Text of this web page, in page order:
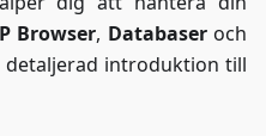
Browser, Databaseroch
detaljerad introduktion till